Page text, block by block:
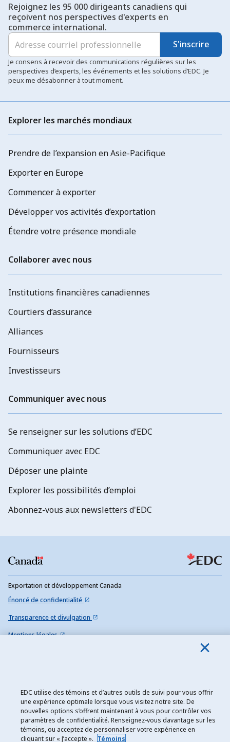
Rejoignez les 95 000 dirigeants canadiens qui
reçoivent nos perspectives d'experts en
commerce international.
S'inscrire
Je consens à recevoir des communications régulières sur les
perspectives d’experts, les événements et les solutions d’EDC. Je
peux me désabonner à tout moment.
Explorer les marchés mondiaux
Prendre de l’expansion en Asie-Pacifique
Exporter en Europe
Commencer à exporter
Développer vos activités d’exportation
Étendre votre présence mondiale
Collaborer avec nous
Institutions financières canadiennes
Courtiers d’assurance
Alliances
Fournisseurs
Investisseurs
Communiquer avec nous
Se renseigner sur les solutions d’EDC
Communiquer avec EDC
Déposer une plainte
Explorer les possibilités d’emploi
Abonnez-vous aux newsletters d'EDC
Exportation et développement Canada
Énoncé de confidentialité
Transparence et divulgation
Mentions légales
EDC utilise des témoins et d’autres outils de suivi pour vous offrir
une expérience optimale lorsque vous visitez notre site. De
nouvelles options s’offrent maintenant à vous pour contrôler vos
paramètres de confidentialité. Renseignez-vous davantage sur les
témoins, ou acceptez de personnaliser votre expérience en
cliquant sur « J’accepte ». Témoins